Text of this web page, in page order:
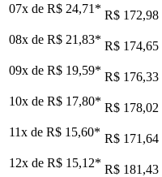
07x de R$ 24,71 * R$ 172,98
08x de R$ 21,83* R$ 174,65
09x de R$ 19,59* R$ 176,33
10x de R$ 17,80* R$ 178,02
11x de R$ 15,60* R$ 171,64
12x de R$ 15,12* R$ 181,43